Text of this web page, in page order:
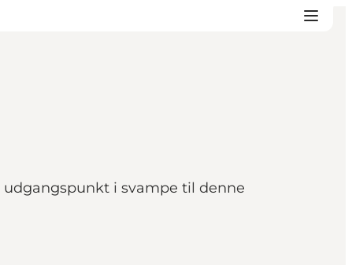
udgangspunkt i svampe til denne